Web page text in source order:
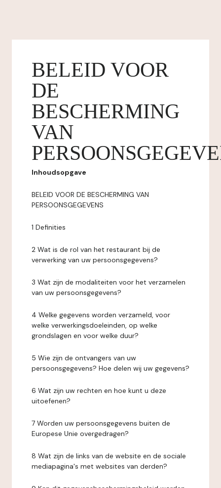
BELEID VOOR
DE
BESCHERMING
VAN
Inhoudsopgave
BELEID VOOR DE BESCHERMING VAN
PERSOONSGEGEVENS
1 Definities
2 Wat is de rol van het restaurant bij de
verwerking van uw persoonsgegevens?
3 Wat zijn de modaliteiten voor het verzamelen
van uw persoonsgegevens?
4 Welke gegevens worden verzameld, voor
welke verwerkingsdoeleinden, op welke
grondslagen en voor welke duur?
5 Wie zijn de ontvangers van uw
persoonsgegevens? Hoe delen wij uw gegevens?
6 Wat zijn uw rechten en hoe kunt u deze
uitoefenen?
7 Worden uw persoonsgegevens buiten de
Europese Unie overgedragen?
8 Wat zijn de links van de website en de sociale
mediapagina's met websites van derden?